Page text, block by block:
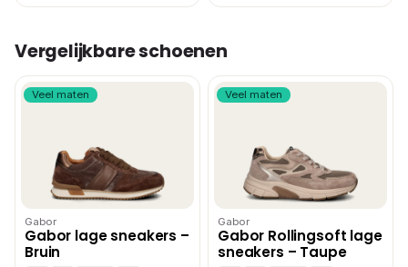
Vergelijkbare schoenen
Veel maten
Gabor
Gabor lage sneakers –
Bruin
Veel maten
Gabor
Gabor Rollingsoft lage
sneakers – Taupe